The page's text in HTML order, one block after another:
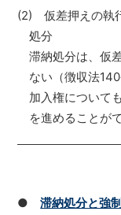
(2) 仮差押えの執
処分
滞納処分は、仮
ない（徴収法
加入権について
を進めることが
●
滞納処分と強